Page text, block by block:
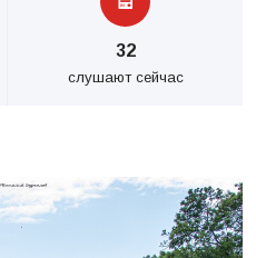
32
слушают сейчас